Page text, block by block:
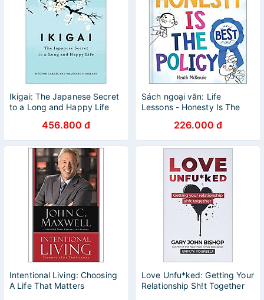
Ikigai: The Japanese Secret
to a Long and Happy Life
456.800 đ
Sách ngoại văn: Life
Lessons - Honesty Is The
226.000 đ
Intentional Living: Choosing
A Life That Matters
Love Unfu*ked: Getting Your
Relationship Sh!t Together